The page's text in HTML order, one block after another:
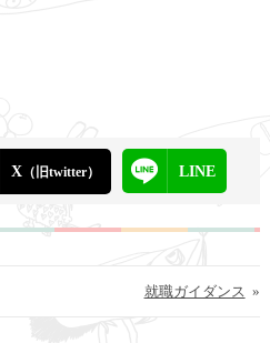
X（旧twitter） LINE
»
就職ガイダンス